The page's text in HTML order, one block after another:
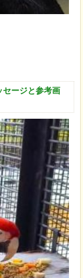
セージと参考画